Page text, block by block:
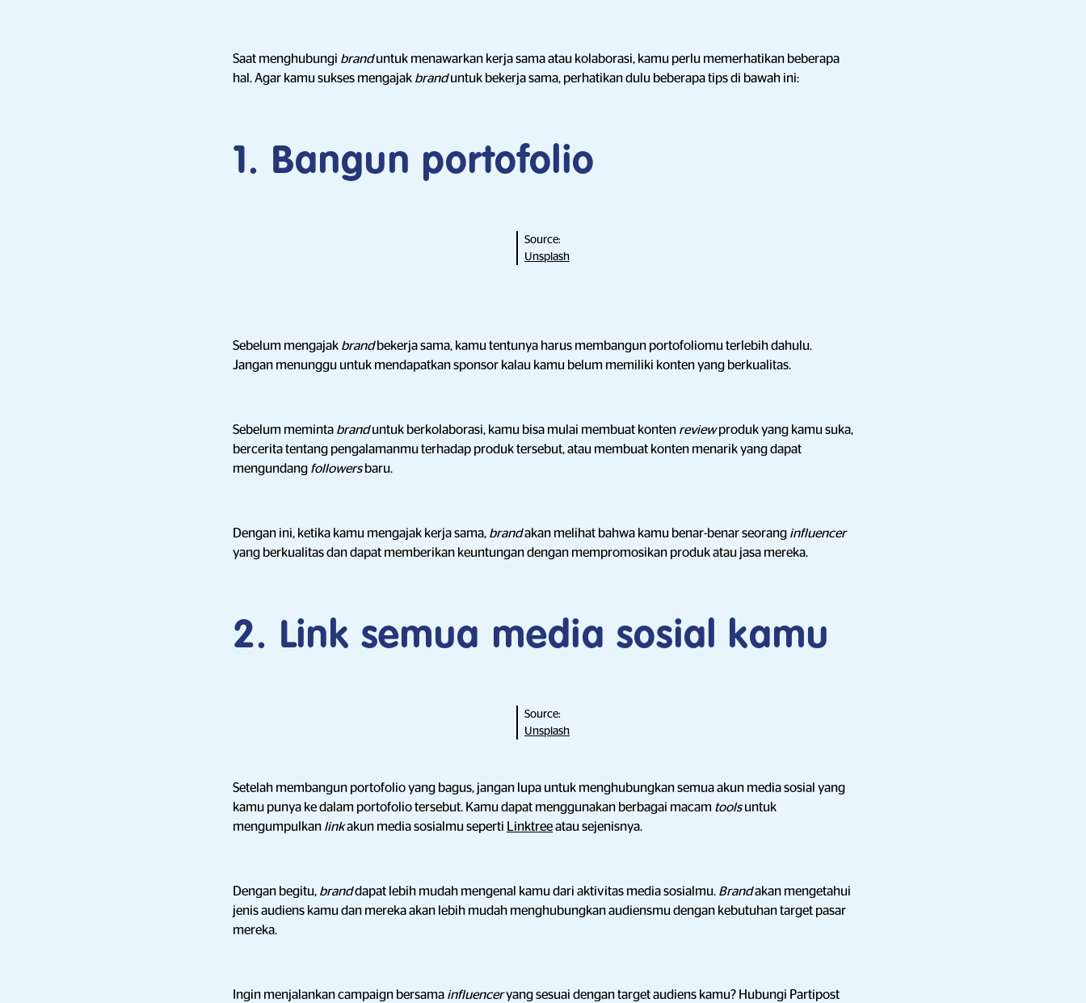
Saat menghubungi branduntuk menawarkan kerja sama atau kolaborasi, kamu perlu memerhatikan beberapa
hal. Agar kamu sukses mengajak branduntuk bekerja sama, perhatikan dulu beberapa tips di bawah ini:
1. Bangun portofolio
Source:
Unsplash
Sebelum mengajak brandbekerja sama, kamu tentunya harus membangun portofoliomu terlebih dahulu.
Jangan menunggu untuk mendapatkan sponsor kalau kamu belum memiliki konten yang berkualitas.
Sebelum meminta branduntuk berkolaborasi, kamu bisa mulai membuat konten reviewproduk yang kamu suka,
bercerita tentang pengalamanmu terhadap produk tersebut, atau membuat konten menarik yang dapat
mengundang followers baru.
Dengan ini, ketika kamu mengajak kerja sama, brandakan melihat bahwa kamu benar-benar seorang influencer
yang berkualitas dan dapat memberikan keuntungan dengan mempromosikan produk atau jasa mereka.
2. Link semua media sosial kamu
Source:
Unsplash
Setelah membangun portofolio yang bagus, jangan lupa untuk menghubungkan semua akun media sosial yang
kamu punya ke dalam portofolio tersebut. Kamu dapat menggunakan berbagai macam toolsuntuk
mengumpulkan linkakun media sosialmu seperti Linktreeatau sejenisnya.
Dengan begitu, branddapat lebih mudah mengenal kamu dari aktivitas media sosialmu. Brandakan mengetahui
jenis audiens kamu dan mereka akan lebih mudah menghubungkan audiensmu dengan kebutuhan target pasar
mereka.
Ingin menjalankan campaign bersama influenceryang sesuai dengan target audiens kamu? Hubungi Partipost